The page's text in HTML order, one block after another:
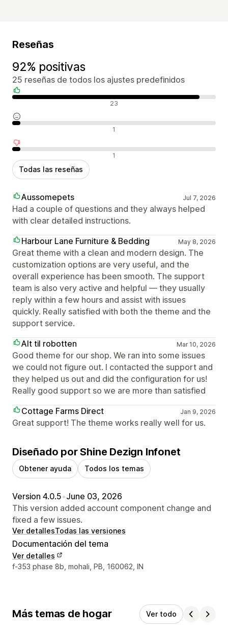
Reseñas
92% positivas
25 reseñas de todos los ajustes predefinidos
Reseñas positivas 23
Reseñas neutras 1
Reseñas negativas 1
Todas las reseñas
Aussomepets Jul 7, 2026
Had a couple of questions and they always helped
with clear detailed instructions.
Harbour Lane Furniture & Bedding
May 8, 2026
Great theme with a clean and modern design. The
customization options are very useful, and the
overall experience has been smooth. The support
team is also very active and helpful — they usually
reply within a few hours and assist with issues
quickly. Really satisfied with both the theme and the
support service.
Alt til robotten
Mar 10, 2026
Good theme for our shop. We ran into some issues
we could not figure out. I contacted the support and
they helped us out and did the configuration for us!
Really good support so we are more than satisfied
Cottage Farms Direct
Jan 9, 2026
Great support! The theme works really well for us.
Diseñado por Shine Dezign Infonet
Obtener ayuda Todos los temas
Version 4.0.5•June 03, 2026
This version added account component change and
fixed a few issues.
Ver detallesTodas las versiones
Documentación del tema
Ver detalles
Detalles de contacto del diseñador
f-353 phase 8b, mohali, PB, 160062, IN
Más temas de hogar Ver todo